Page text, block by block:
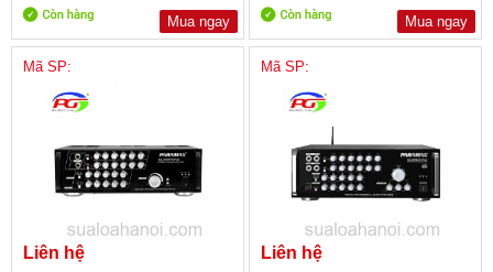
Mua ngay
Mua ngay
Mã SP:
Liên hệ
Mã SP:
Liên hệ